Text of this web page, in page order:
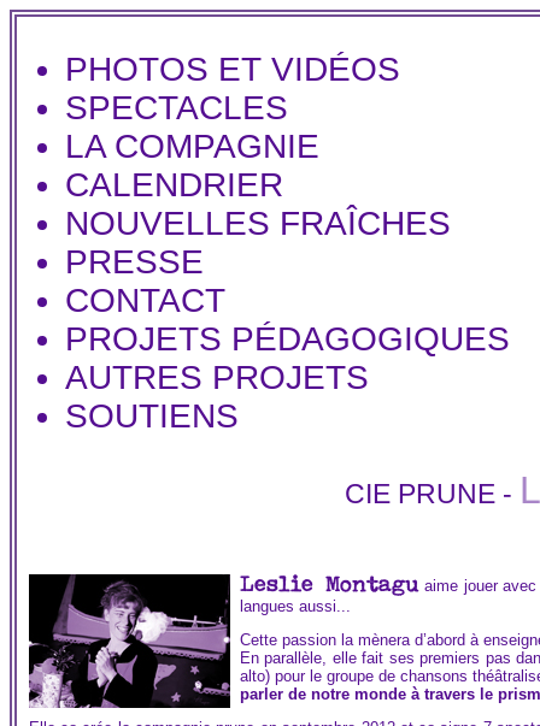
PHOTOS ET VIDÉOS
SPECTACLES
LA COMPAGNIE
CALENDRIER
NOUVELLES FRAÎCHES
PRESSE
CONTACT
PROJETS PÉDAGOGIQUES
AUTRES PROJETS
SOUTIENS
CIE PRUNE-
Leslie Montaguaime jouer avec
langues aussi...
Cette passion la mènera d’abord à
En parallèle, elle fait ses premiers pas
alto) pour le groupe de chansons
parler de notre monde à travers le